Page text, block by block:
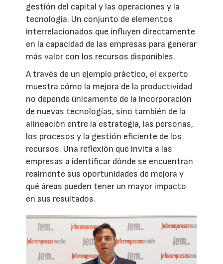
gestión del capital y las operaciones y la
tecnología. Un conjunto de elementos
interrelacionados que influyen directamente
en la capacidad de las empresas para generar
más valor con los recursos disponibles.
A través de un ejemplo práctico, el experto
muestra cómo la mejora de la productividad
no depende únicamente de la incorporación
de nuevas tecnologías, sino también de la
alineación entre la estrategia, las personas,
los procesos y la gestión eficiente de los
recursos. Una reflexión que invita a las
empresas a identificar dónde se encuentran
realmente sus oportunidades de mejora y
qué áreas pueden tener un mayor impacto
en sus resultados.